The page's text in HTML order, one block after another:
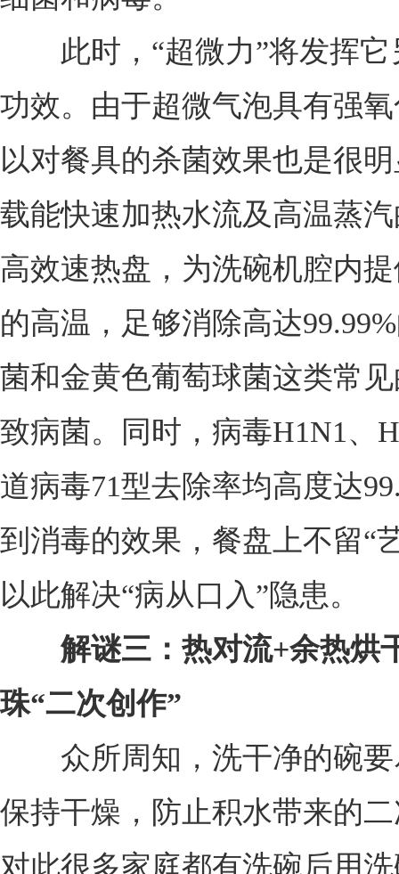
此时，“超微力”将发挥它
功效。由于超微气泡具有强
以对餐具的杀菌效果也是很
载能快速加热水流及高温蒸
高效速热盘，为洗碗机腔内
的高温，足够消除高达
菌和金黄色葡萄球菌这类常
致病菌。同时，病毒H1N1、
道病毒71型去除率均高度达
到消毒的效果，餐盘上不留“
以此解决“病从口入”隐患。
解谜三：热对流+余热烘
珠“二次创作”
众所周知，洗干净的碗要
保持干燥，防止积水带来的
对此很多家庭都有洗碗后用